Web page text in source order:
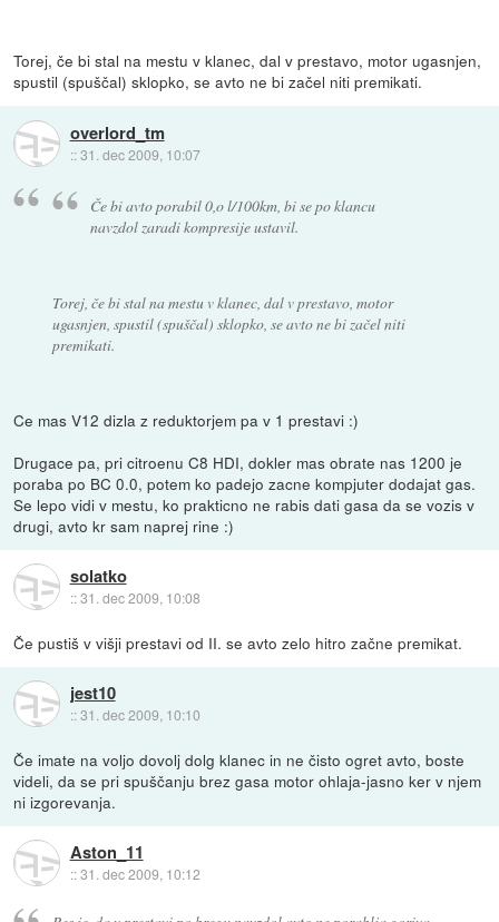
Torej, če bi stal na mestu v klanec, dal v prestavo, motor ugasnjen,
spustil (spuščal) sklopko, se avto ne bi začel niti premikati.
overlord_tm
::31. dec 2009, 10:07
Če bi avto porabil 0,o l/100km, bi se po klancu
navzdol zaradi kompresije ustavil.
Torej, če bi stal na mestu v klanec, dal v prestavo, motor
ugasnjen, spustil (spuščal) sklopko, se avto ne bi začel niti
premikati.
Ce mas V12 dizla z reduktorjem pa v 1 prestavi :)
Drugace pa, pri citroenu C8 HDI, dokler mas obrate nas 1200 je
poraba po BC 0.0, potem ko padejo zacne kompjuter dodajat gas.
Se lepo vidi v mestu, ko prakticno ne rabis dati gasa da se vozis v
drugi, avto kr sam naprej rine :)
solatko
::31. dec 2009, 10:08
Če pustiš v višji prestavi od II. se avto zelo hitro začne premikat.
jest10
::31. dec 2009, 10:10
Če imate na voljo dovolj dolg klanec in ne čisto ogret avto, boste
videli, da se pri spuščanju brez gasa motor ohlaja-jasno ker v njem
ni izgorevanja.
Aston_11
::31. dec 2009, 10:12